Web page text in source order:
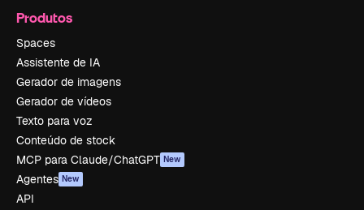
Produtos
Spaces
Assistente de IA
Gerador de imagens
Gerador de vídeos
Texto para voz
Conteúdo de stock
MCP para Claude/ChatGPT New
Agentes New
API